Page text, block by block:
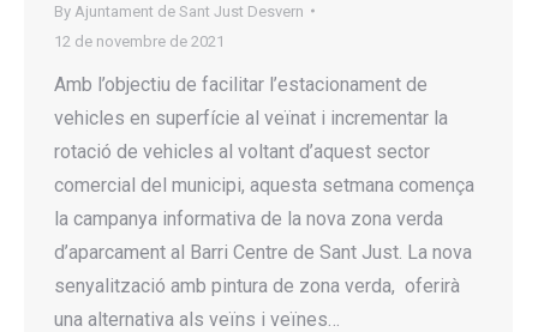
By Ajuntament de Sant Just Desvern
12 de novembre de 2021
Amb l’objectiu de facilitar l’estacionament de
vehicles en superfície al veïnat i incrementar la
rotació de vehicles al voltant d’aquest sector
comercial del municipi, aquesta setmana comença
la campanya informativa de la nova zona verda
d’aparcament al Barri Centre de Sant Just. La nova
senyalització amb pintura de zona verda, oferirà
una alternativa als veïns i veïnes…